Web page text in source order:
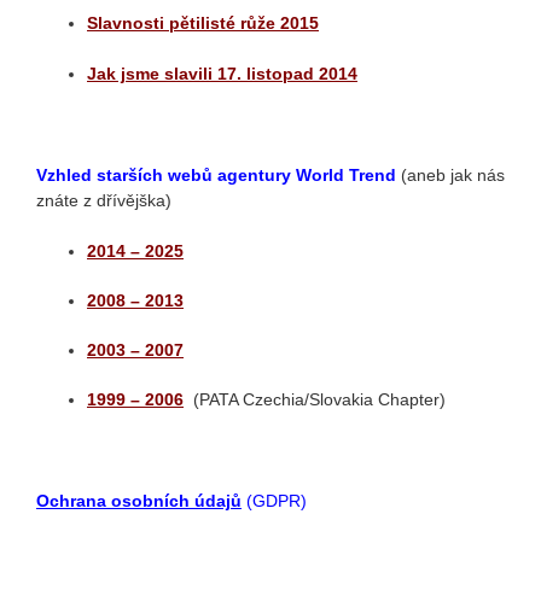
Slavnosti pětilisté růže 2015
Jak jsme slavili 17. listopad 2014
Vzhled starších webů agentury World Trend (aneb jak nás
znáte z dřívějška)
2014 – 2025
2008 – 2013
2003 – 2007
1999 – 2006 (PATA Czechia/Slovakia Chapter)
Ochrana osobních údajů (GDPR)